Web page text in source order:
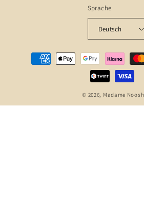
Sprache
Deutsch
Zahlungsmethoden
© 2026, Madame Noosh